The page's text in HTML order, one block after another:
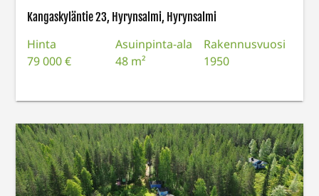
Kangaskyläntie 23, Hyrynsalmi, Hyrynsalmi
Hinta
79 000 €
Asuinpinta-ala
48 m²
Rakennusvuosi
1950